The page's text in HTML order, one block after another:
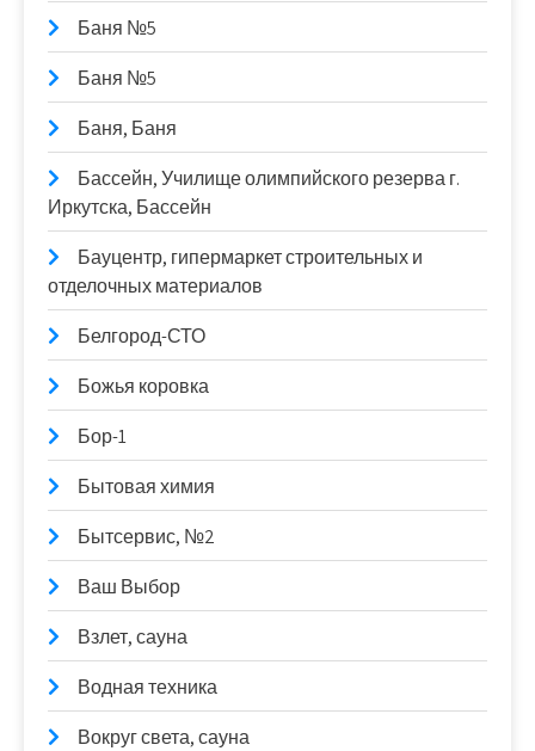
Баня №5
Баня №5
Баня, Баня
Бассейн, Училище олимпийского резерва г.
Иркутска, Бассейн
Бауцентр, гипермаркет строительных и
отделочных материалов
Белгород-СТО
Божья коровка
Бор-1
Бытовая химия
Бытсервис, №2
Ваш Выбор
Взлет, сауна
Водная техника
Вокруг света, сауна